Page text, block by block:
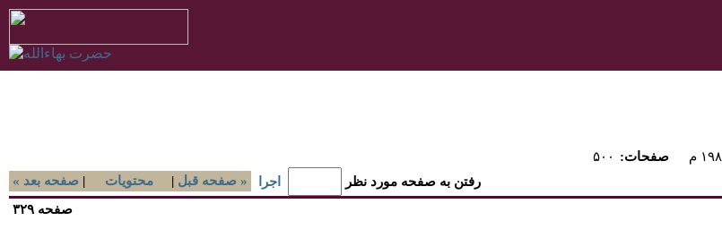
۵۰۰ :صفحات
« صفحه بعد | محتويات | صفحه قبل » رفتن به صفحه مورد نظر
اجرا